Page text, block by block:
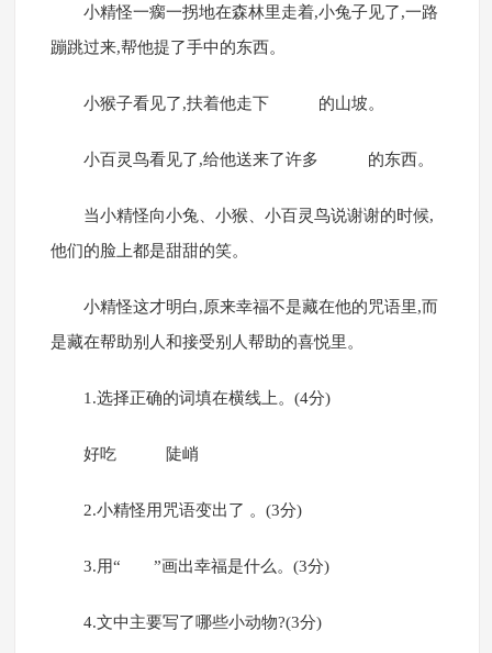
小精怪一瘸一拐地在森林里走着,小兔子见了,一路
蹦跳过来,帮他提了手中的东西。
小猴子看见了,扶着他走下 的山坡。
小百灵鸟看见了,给他送来了许多 的东西。
当小精怪向小兔、小猴、小百灵鸟说谢谢的时候,
他们的脸上都是甜甜的笑。
小精怪这才明白,原来幸福不是藏在他的咒语里,而
是藏在帮助别人和接受别人帮助的喜悦里。
1.选择正确的词填在横线上。(4分)
好吃 陡峭
2.小精怪用咒语变出了 。(3分)
3.用“ ”画出幸福是什么。(3分)
4.文中主要写了哪些小动物?(3分)